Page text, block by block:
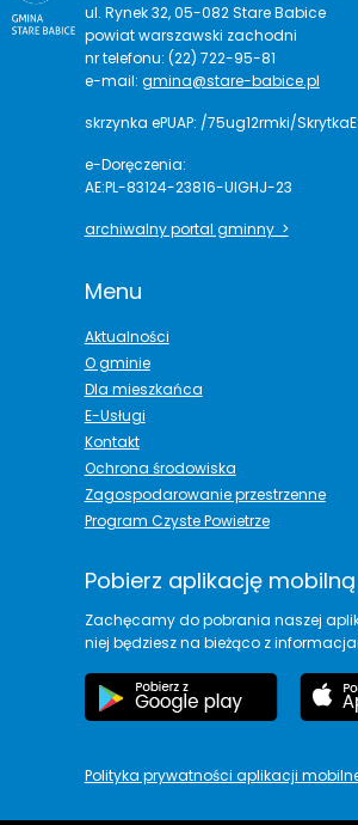
ul. Rynek 32, 05-082 Stare Babice
powiat warszawski zachodni
nr telefonu: (22) 722-95-81
e-mail: gmina@stare-babice.pl
skrzynka ePUAP: /75ug12rmki/
e-Doręczenia:
AE:PL-83124-23816-UIGHJ-23
archiwalny portal gminny >
Menu
Aktualności
O gminie
Dla mieszkańca
E-Usługi
Kontakt
Ochrona środowiska
Zagospodarowanie przestrzenne
Program Czyste Powietrze
Pobierz aplikację mobilną
Zachęcamy do pobrania naszej
niej będziesz na bieżąco z
Polityka prywatności aplikacji